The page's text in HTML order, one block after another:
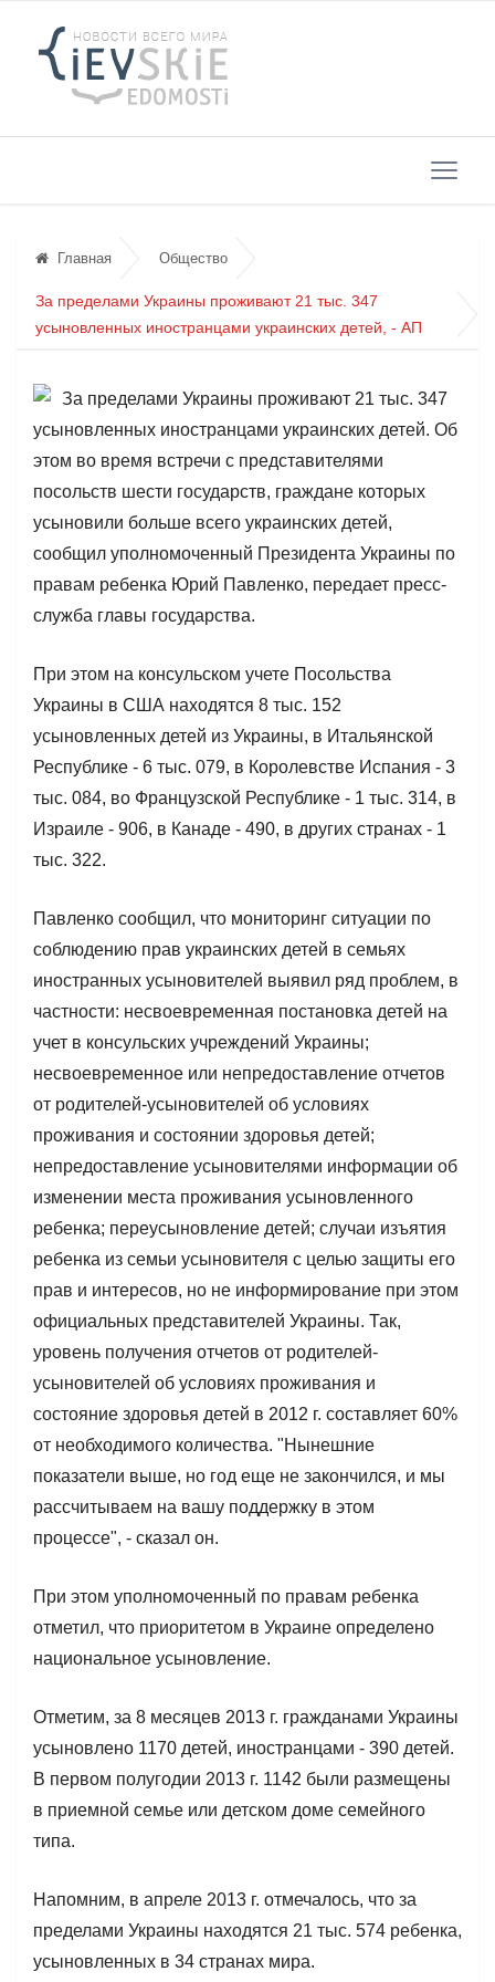
Главная Общество
За пределами Украины проживают 21 тыс. 347
усыновленных иностранцами украинских детей, - АП
За пределами Украины проживают 21 тыс. 347
усыновленных иностранцами украинских детей. Об
этом во время встречи с представителями
посольств шести государств, граждане которых
усыновили больше всего украинских детей,
сообщил уполномоченный Президента Украины по
правам ребенка Юрий Павленко, передает пресс-
служба главы государства.
При этом на консульском учете Посольства
Украины в США находятся 8 тыс. 152
усыновленных детей из Украины, в Итальянской
Республике - 6 тыс. 079, в Королевстве Испания - 3
тыс. 084, во Французской Республике - 1 тыс. 314, в
Израиле - 906, в Канаде - 490, в других странах - 1
тыс. 322.
Павленко сообщил, что мониторинг ситуации по
соблюдению прав украинских детей в семьях
иностранных усыновителей выявил ряд проблем, в
частности: несвоевременная постановка детей на
учет в консульских учреждений Украины;
несвоевременное или непредоставление отчетов
от родителей-усыновителей об условиях
проживания и состоянии здоровья детей;
непредоставление усыновителями информации об
изменении места проживания усыновленного
ребенка; переусыновление детей; случаи изъятия
ребенка из семьи усыновителя с целью защиты его
прав и интересов, но не информирование при этом
официальных представителей Украины. Так,
уровень получения отчетов от родителей-
усыновителей об условиях проживания и
состояние здоровья детей в 2012 г. составляет 60%
от необходимого количества. "Нынешние
показатели выше, но год еще не закончился, и мы
рассчитываем на вашу поддержку в этом
процессе", - сказал он.
При этом уполномоченный по правам ребенка
отметил, что приоритетом в Украине определено
национальное усыновление.
Отметим, за 8 месяцев 2013 г. гражданами Украины
усыновлено 1170 детей, иностранцами - 390 детей.
В первом полугодии 2013 г. 1142 были размещены
в приемной семье или детском доме семейного
типа.
Напомним, в апреле 2013 г. отмечалось, что за
пределами Украины находятся 21 тыс. 574 ребенка,
усыновленных в 34 странах мира.